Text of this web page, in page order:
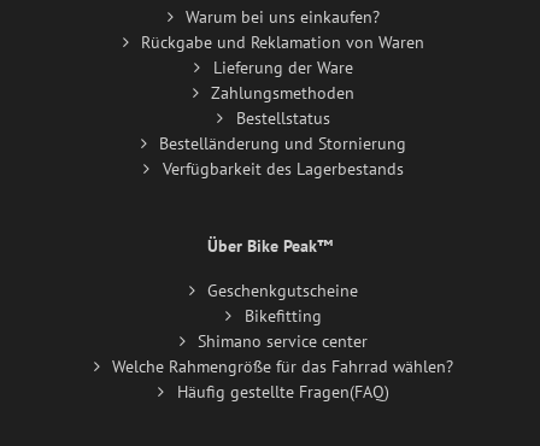
Warum bei uns einkaufen?
Rückgabe und Reklamation von Waren
Lieferung der Ware
Zahlungsmethoden
Bestellstatus
Bestelländerung und Stornierung
Verfügbarkeit des Lagerbestands
Über Bike Peak™
Geschenkgutscheine
Bikefitting
Shimano service center
Welche Rahmengröße für das Fahrrad wählen?
Häufig gestellte Fragen(FAQ)